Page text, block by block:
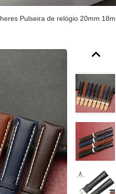
Pulseira de relógio 20mm